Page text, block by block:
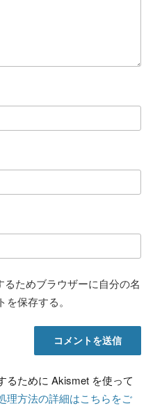
ためブラウザーに自分の名
保存する。
るために Akismet を使って
理方法の詳細はこちらをご